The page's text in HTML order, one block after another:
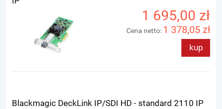
1 695,00 zł
Cena netto: 1 378,05 zł
kup
Blackmagic DeckLink IP/SDI HD - standard 2110 IP